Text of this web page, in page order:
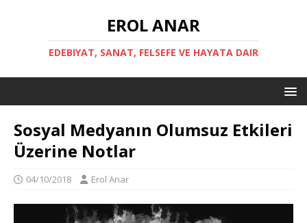
EROL ANAR
EDEBIYAT, SANAT, FELSEFE VE HAYATA DAIR
Sosyal Medyanın Olumsuz Etkileri
Üzerine Notlar
04/10/2018 Erol Anar